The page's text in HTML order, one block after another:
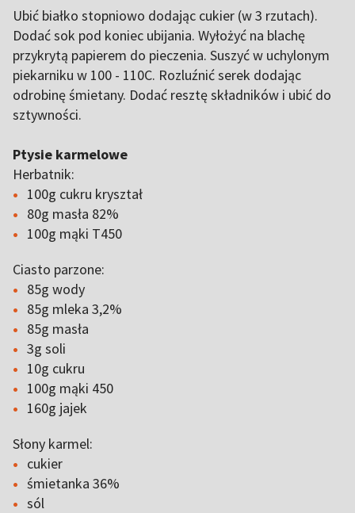
Ubić białko stopniowo dodając cukier (w 3 rzutach).
Dodać sok pod koniec ubijania. Wyłożyć na blachę
przykrytą papierem do pieczenia. Suszyć w uchylonym
piekarniku w 100 - 110C. Rozluźnić serek dodając
odrobinę śmietany. Dodać resztę składników i ubić do
sztywności.
Ptysie karmelowe
Herbatnik:
100g cukru kryształ
80g masła 82%
100g mąki T450
Ciasto parzone:
85g wody
85g mleka 3,2%
85g masła
3g soli
10g cukru
100g mąki 450
160g jajek
Słony karmel:
cukier
śmietanka 36%
sól